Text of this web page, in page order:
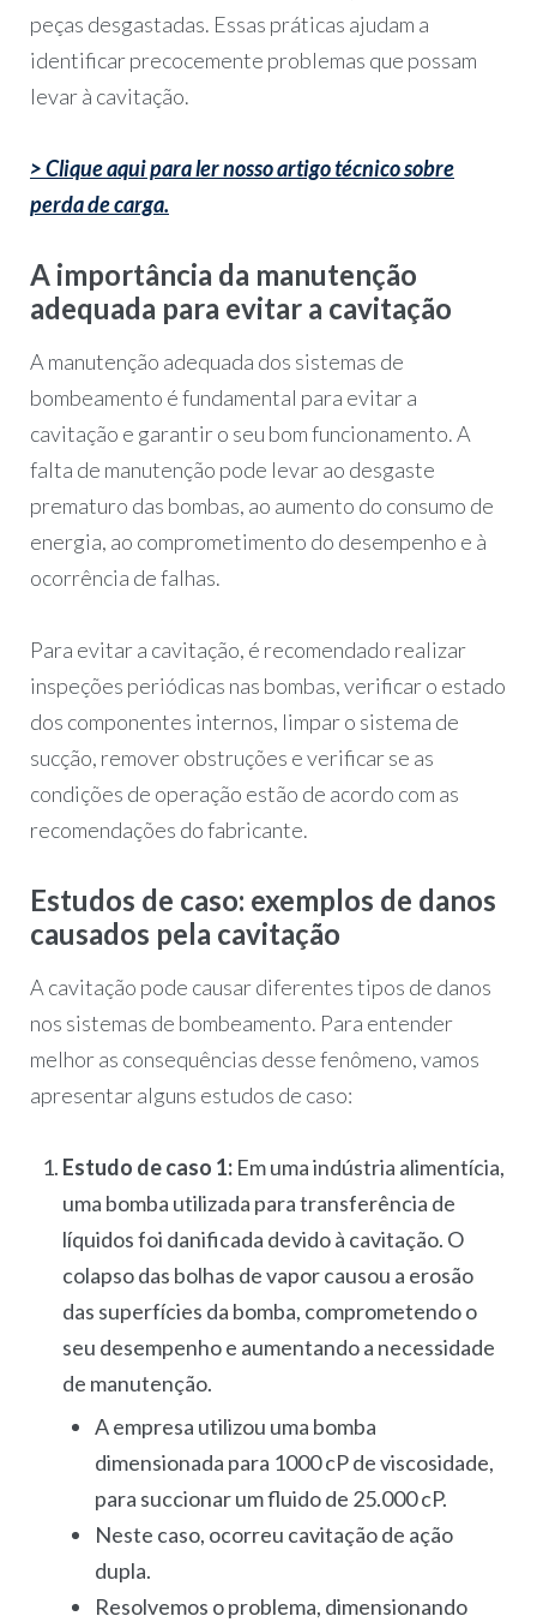
peças desgastadas. Essas práticas ajudam a
identificar precocemente problemas que possam
levar à cavitação.
> Clique aqui para ler nosso artigo técnico sobre
perda de carga.
A importância da manutenção
adequada para evitar a cavitação
A manutenção adequada dos sistemas de
bombeamento é fundamental para evitar a
cavitação e garantir o seu bom funcionamento. A
falta de manutenção pode levar ao desgaste
prematuro das bombas, ao aumento do consumo de
energia, ao comprometimento do desempenho e à
ocorrência de falhas.
Para evitar a cavitação, é recomendado realizar
inspeções periódicas nas bombas, verificar o estado
dos componentes internos, limpar o sistema de
sucção, remover obstruções e verificar se as
condições de operação estão de acordo com as
recomendações do fabricante.
Estudos de caso: exemplos de danos
causados pela cavitação
A cavitação pode causar diferentes tipos de danos
nos sistemas de bombeamento. Para entender
melhor as consequências desse fenômeno, vamos
apresentar alguns estudos de caso:
Estudo de caso 1: Em uma indústria alimentícia,
uma bomba utilizada para transferência de
líquidos foi danificada devido à cavitação. O
colapso das bolhas de vapor causou a erosão
das superfícies da bomba, comprometendo o
seu desempenho e aumentando a necessidade
de manutenção.
A empresa utilizou uma bomba
dimensionada para 1000 cP de viscosidade,
para succionar um fluido de 25.000 cP.
Neste caso, ocorreu cavitação de ação
dupla.
Resolvemos o problema, dimensionando